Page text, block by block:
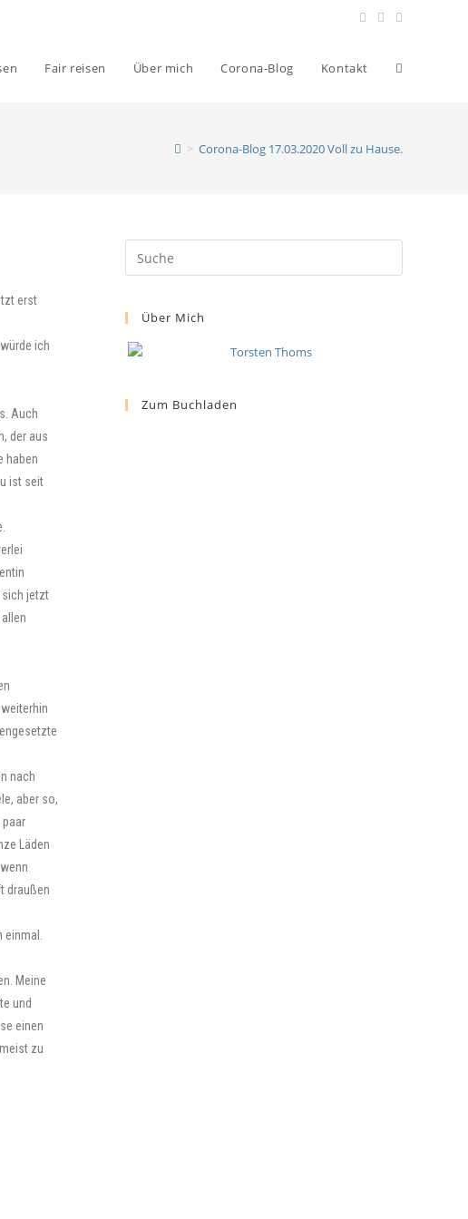
Fair reisen Über mich Corona-Blog Kontakt
> Corona-Blog 17.03.2020 Voll zu Hause.
erst
ich
Auch
der aus
haben
ist seit
sich jetzt
nach
aber so,
Läden
draußen
Meine
und
einen
zu
Über Mich
Zum Buchladen